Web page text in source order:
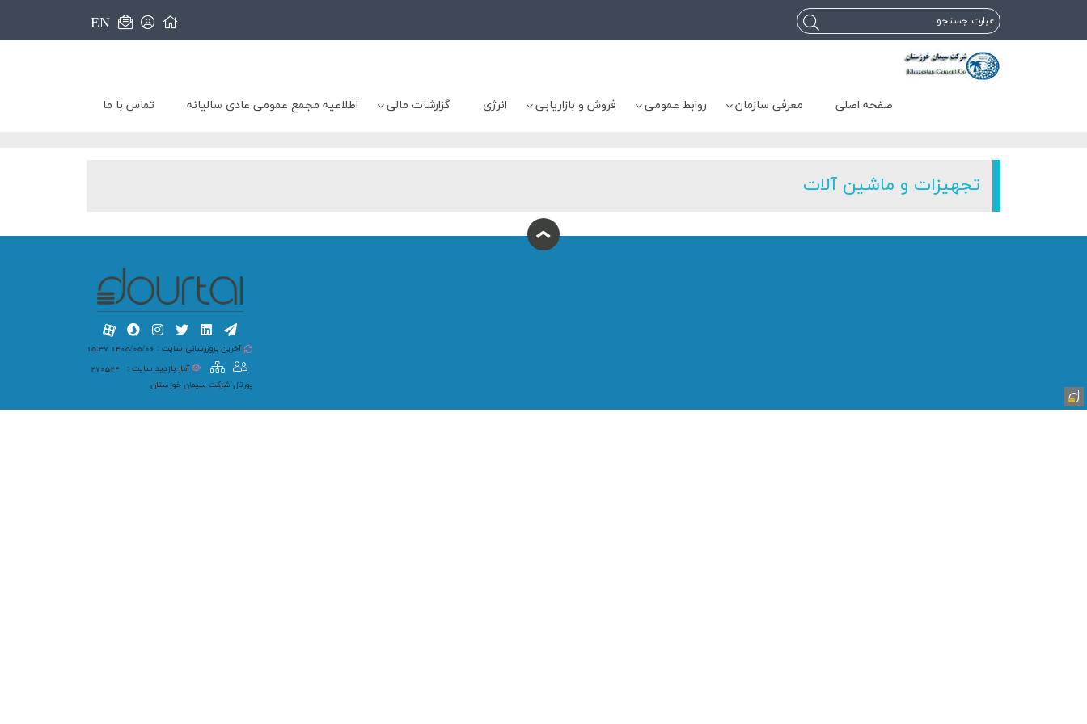
EN
صفحه اصلی معرفی سازمان روابط عمومی فروش و بازاریابی انرژی گزارشات مالی اطلاعیه مجمع عمومی عادی سالیانه تماس با ما
تجهیزات و ماشین آلات
آخرین بروزرسانی سایت : 1405/05/06 15:37
آمار بازدید سایت :
270524
پورتال شرکت سیمان خوزستان